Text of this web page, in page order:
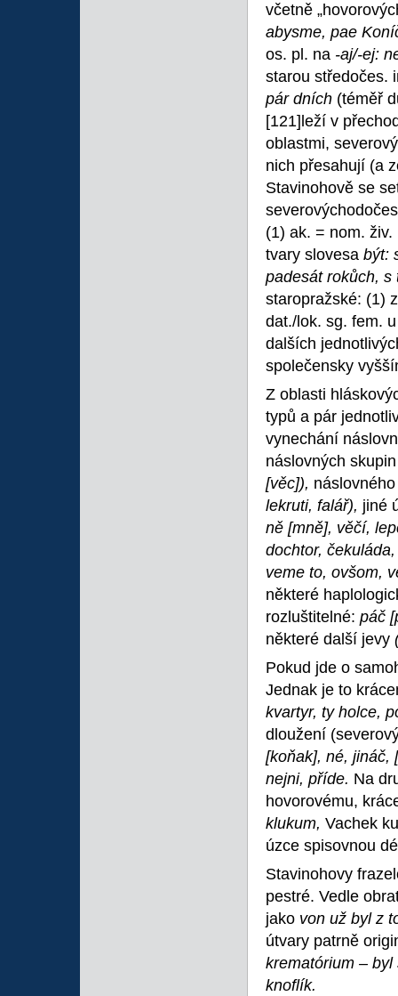
včetně
abysme, pae
os. pl. na -aj/-ej:
starou středočes.
pár dních (téměř
[121]leží v
oblastmi,
nich přesahují (a
Stavinohově se
(1) ak. = nom.
tvary slovesa být:
padesát rokůch,
staropražské: (1)
dat./lok. sg. fem.
dalších
společensky
Z oblasti
typů a pár
vynechání
náslovných
[věc]),
lekruti, falář), jiné
ně [mně], věčí,
dochtor,
veme to, ovšom,
některé
rozluštitelné: páč
některé další jevy
Pokud jde o
Jednak je to
kvartyr, ty holce,
dloužení
[koňak], né, jináč,
nejni, příde. Na
hovorovému,
klukum, Vachek
úzce spisovnou
Stavinohovy
pestré. Vedle
jako von už byl z
útvary patrně
krematórium –
knoflík.